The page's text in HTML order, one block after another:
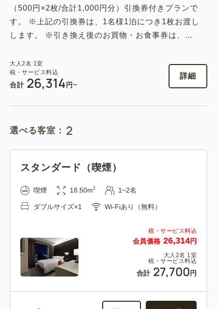
（500円×2枚/合計1,000円分）引換券付きプランで
す。 ※上記の引換券は、1名様1泊につき1枚お渡し
します。 ※引き換え後のお買物・お食事券は、...
大人2名 1室
税・サービス料込
合計 26,314 円~
詳細
選べる客室： 2
税・サービス料込
会員価格 26,314円
大人 2名 1室
税・サービス料込
合計 27,700 円
スタンダード（喫煙）
喫煙 18.50m2 1~2名
ダブルサイズ×1 Wi-Fiあり（無料）